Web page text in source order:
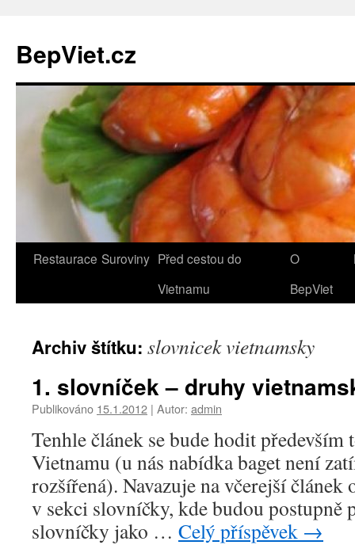
BepViet.cz
Přejít
webu
Restaurace Suroviny Před cestou do
Vietnamu
O
BepViet
Archiv štítku: slovnicek vietnamsky
1. slovníček – druhy
Publikováno 15.1.2012 | Autor: admin
Tenhle článek se bude hodit především
Vietnamu (u nás nabídka baget není
rozšířená). Navazuje na včerejší článek
v sekci slovníčky, kde budou postupně
slovníčky jako … Celý příspěvek →